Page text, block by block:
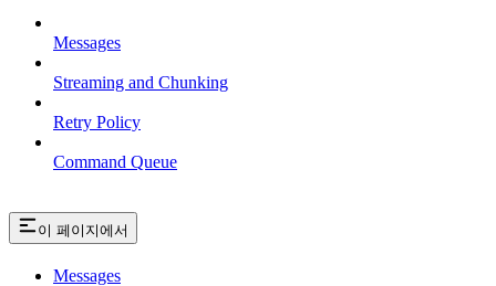
Messages
Streaming and Chunking
Retry Policy
Command Queue
이 페이지에서
Messages